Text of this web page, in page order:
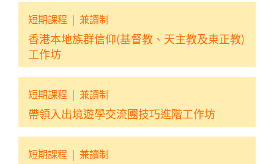
短期課程 | 兼讀制
香港本地族群信仰(基督教、天主教及東正教)
工作坊
短期課程 | 兼讀制
帶領入出境遊學交流圑技巧進階工作坊
短期課程 | 兼讀制